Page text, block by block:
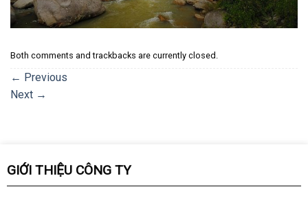
Both comments and trackbacks are currently closed.
← Previous
Next →
GIỚI THIỆU CÔNG TY